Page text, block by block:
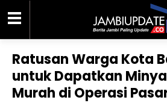
Ratusan Warga Kota
untuk Dapatkan
Murah di Operasi